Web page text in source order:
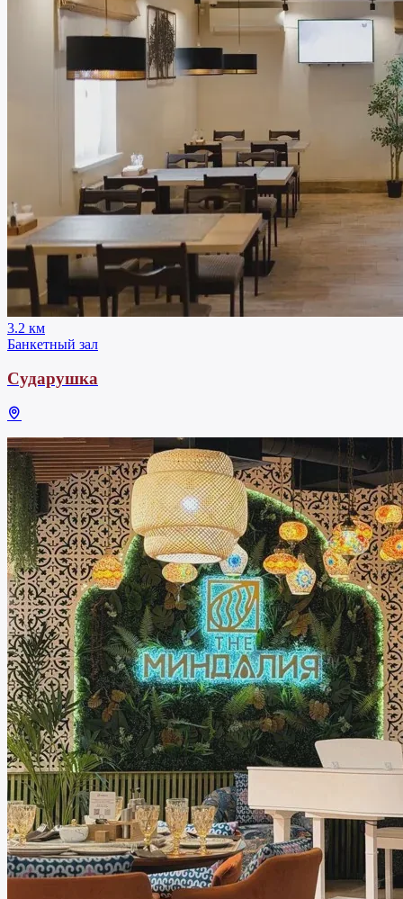
3.2 км
Банкетный зал
Сударушка